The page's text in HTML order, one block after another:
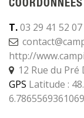
T.03 29 41 52 07
http://
12 Rue du
GPS Latitude :
6.7865569361069